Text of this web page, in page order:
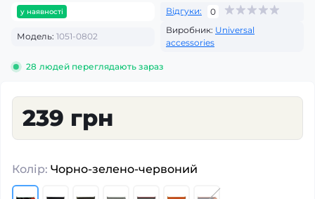
у наявності Відгуки: 0
Модель: 1051-0802
Виробник: Universal
accessories
28 людей переглядають зараз
239 грн
Колір: Чорно-зелено-червоний